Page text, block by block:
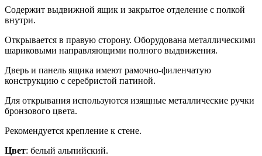
Содержит выдвижной ящик и закрытое отделение с полкой
внутри.
Открывается в правую сторону. Оборудована металлическими
шариковыми направляющими полного выдвижения.
Дверь и панель ящика имеют рамочно-филенчатую
конструкцию с серебристой патиной.
Для открывания используются изящные металлические ручки
бронзового цвета.
Рекомендуется крепление к стене.
Цвет: белый альпийский.